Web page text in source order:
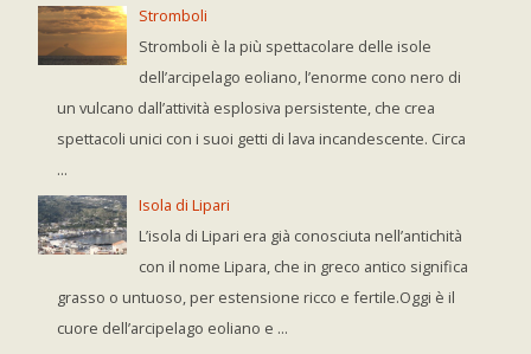
Stromboli
Stromboli è la più spettacolare delle isole
dell’arcipelago eoliano, l’enorme cono nero di
un vulcano dall’attività esplosiva persistente, che crea
spettacoli unici con i suoi getti di lava incandescente. Circa
...
Isola di Lipari
L’isola di Lipari era già conosciuta nell’antichità
con il nome Lipara, che in greco antico significa
grasso o untuoso, per estensione ricco e fertile.Oggi è il
cuore dell’arcipelago eoliano e ...